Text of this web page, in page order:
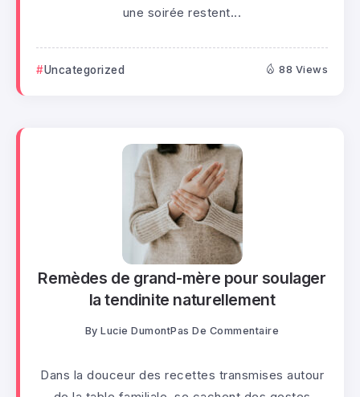
une soirée restent...
Uncategorized 88 Views
Remèdes de grand-mère pour soulager
la tendinite naturellement
By Lucie DumontPas De Commentaire
Dans la douceur des recettes transmises autour